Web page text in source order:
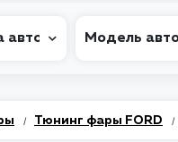
авто Модель
/ Тюнинг фары FORD /